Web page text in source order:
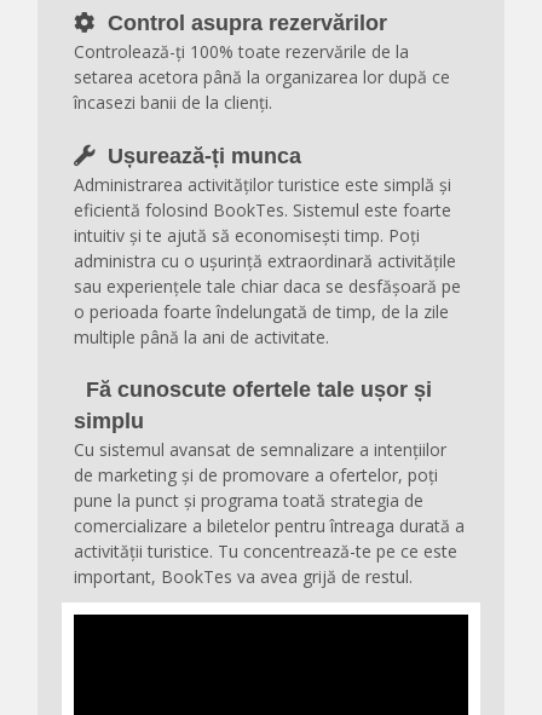
Control asupra rezervărilor
Controlează-ți 100% toate rezervările de la
setarea acetora până la organizarea lor după ce
încasezi banii de la clienți.
Ușurează-ți munca
Administrarea activităților turistice este simplă și
eficientă folosind BookTes. Sistemul este foarte
intuitiv și te ajută să economisești timp. Poți
administra cu o ușurință extraordinară activitățile
sau experiențele tale chiar daca se desfășoară pe
o perioada foarte îndelungată de timp, de la zile
multiple până la ani de activitate.
Fă cunoscute ofertele tale ușor și
simplu
Cu sistemul avansat de semnalizare a intențiilor
de marketing și de promovare a ofertelor, poți
pune la punct și programa toată strategia de
comercializare a biletelor pentru întreaga durată a
activității turistice. Tu concentrează-te pe ce este
important, BookTes va avea grijă de restul.